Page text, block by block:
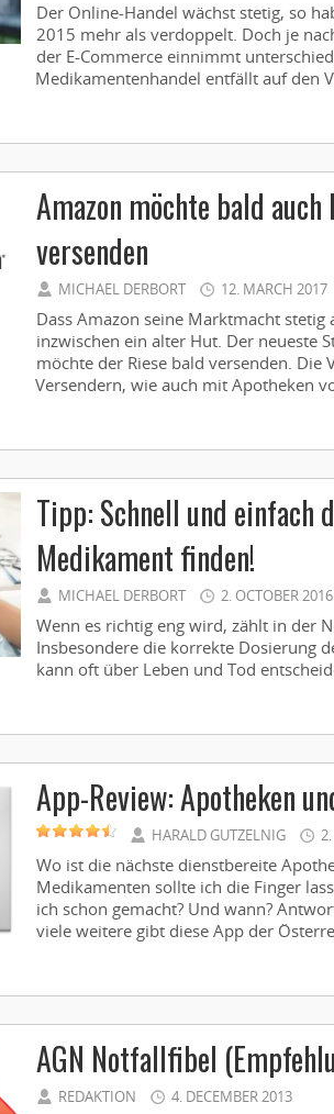
Der Online-Handel wächst stetig, so
2015 mehr als verdoppelt. Doch je
der E-Commerce einnimmt
Medikamentenhandel entfällt auf den
Amazon möchte bald
versenden
MICHAEL DERBORT 12. MARCH 2017
Dass Amazon seine Marktmacht
inzwischen ein alter Hut. Der neueste
möchte der Riese bald versenden. Die
Versendern, wie auch mit Apotheken
Tipp: Schnell und einfach
Medikament finden!
MICHAEL DERBORT 2. OCTOBER 2016
Wenn es richtig eng wird, zählt in der
Insbesondere die korrekte Dosierung
kann oft über Leben und Tod
App-Review: Apotheken
HARALD GUTZELNIG
Wo ist die nächste dienstbereite
Medikamenten sollte ich die Finger
ich schon gemacht? Und wann?
viele weitere gibt diese App der
AGN Notfallfibel
REDAKTION 4. DECEMBER 2013